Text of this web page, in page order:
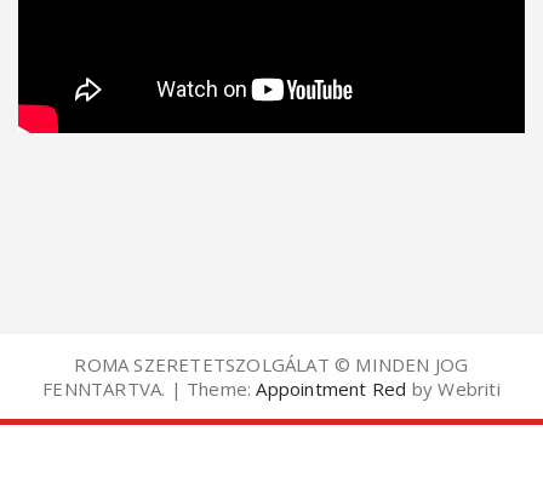
ROMA SZERETETSZOLGÁLAT © MINDEN JOG
FENNTARTVA. | Theme: Appointment Red by Webriti